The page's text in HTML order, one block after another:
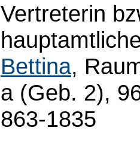
Vertreterin
Bettina,
a (Geb. 2),
863-1835